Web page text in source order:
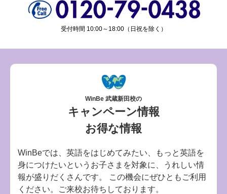
受付時間 10:00～18:00（日祝を除く）
WinBe 武蔵新田校の
キャンペーン情報
お得な情報
WinBeでは、英語をはじめてみたい、もっと英語を
身につけたいというお子さまを対象に、うれしい情
報が盛りだくさんです。 この機会にぜひともご利用
ください。ご来校お待ちしております。